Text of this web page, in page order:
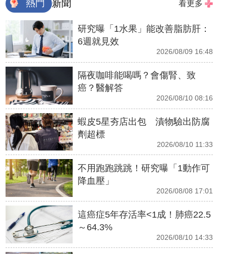
熱門 新聞 看更多
研究曝「1水果」能改善脂肪肝：
6週就見效
2026/08/09 16:48
隔夜咖啡能喝嗎？會傷腎、致
癌？醫解答
2026/08/10 08:16
蝦皮5星夯店出包 漬物驗出防腐
劑超標
2026/08/10 11:33
不用跑跑跳跳！研究曝「1動作可
降血壓」
2026/08/08 17:01
這癌症5年存活率<1成！肺癌22.5
～64.3%
2026/08/10 14:33